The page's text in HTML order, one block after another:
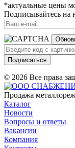
*актуальные цены
Подписывайтесь на
Подписаться
© 2026 Все права
Продажа
Каталог
Новости
Вопросы и ответы
Вакансии
Компания